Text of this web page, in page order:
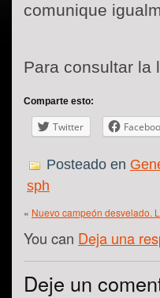
comunique
Para consultar la
Comparte esto:
Twitter
Posteado en
sph
« Nuevo campeón desvelado.
You can Deja una
Deje un